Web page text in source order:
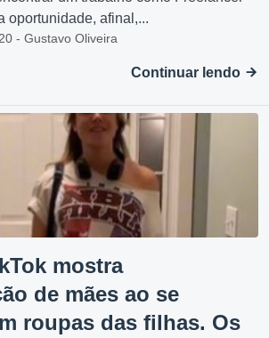
oportunidade, afinal,...
- Gustavo Oliveira
Continuar lendo
mostra
de mães ao se
roupas das filhas. Os